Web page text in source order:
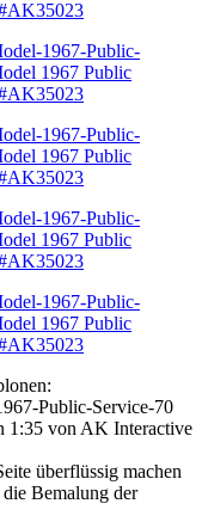
überflüssig machen
Bemalung der